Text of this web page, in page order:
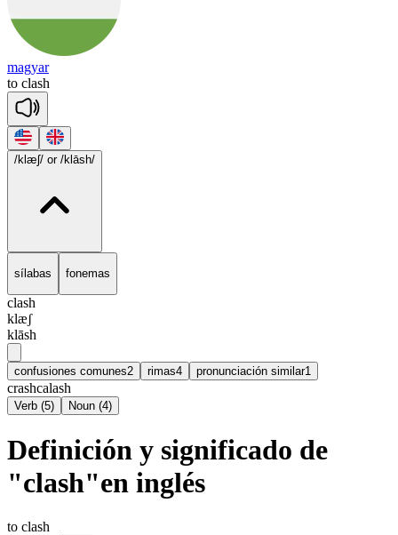
magyar
to clash
/klæʃ/ or /klāsh/
sílabas fonemas
clash
klæʃ
klāsh
confusiones comunes2 rimas4 pronunciación similar1
crashcalash
Verb (5) Noun (4)
Definición y significado de
"clash"en inglés
to clash